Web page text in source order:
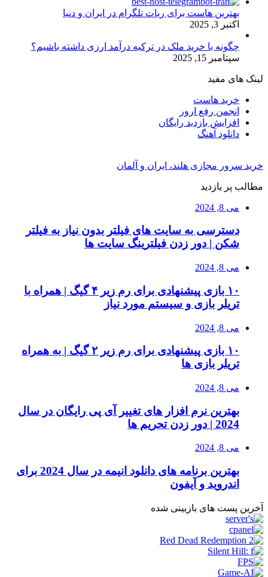
بهترین هاست برای ربات تلگرام در ایران و دنیا
اکتبر 3, 2025
چگونه با خرید ملک در ترکیه درآمد ارزی داشته باشیم؟
سپتامبر 15, 2025
لینک های مفید
خرید هاست
انجمن رفع ارور
افزایش بازدید رایگان
دانلود آهنگ
خرید سرور مجازی هلند، ایران و آلمان
مطالب پر بازدید
می 8, 2024
دسترسی به سایت های فیلتر بدون نیاز به فیلتر
شکن | دور زدن فیلترینگ سایت ها
می 8, 2024
۱۰ بازی پیشنهادی برای رم زیر ۴ گیگ | همراه با
تریلر بازی و سیستم مورد نیاز
می 8, 2024
۱۰ بازی پیشنهادی برای رم زیر ۲ گیگ | به همراه
تریلر بازی ها
می 8, 2024
بهترین نرم افزار های تغییر آی پی رایگان در سال
2024 | دور زدن تحریم ها
می 8, 2024
بهترین برنامه های دانلود انیمه در سال 2024 برای
اندروید و آیفون
آخرین پست های بازبینی شده